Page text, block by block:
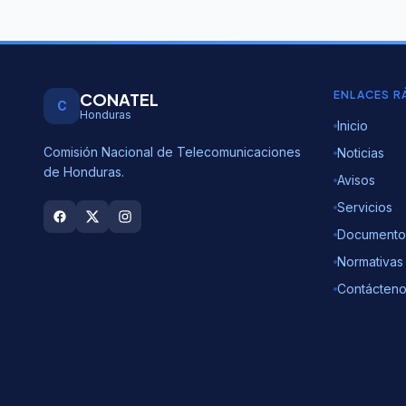
C CONATEL
Honduras
Comisión Nacional de Telecomunicaciones
de Honduras.
ENLACES
Inicio
Noticias
Avisos
Servicios
Normativas